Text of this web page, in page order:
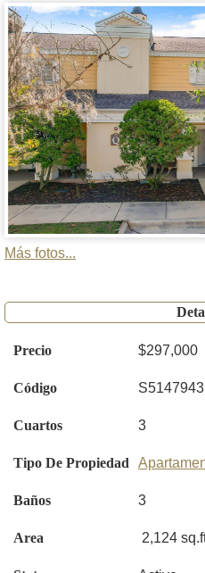
Más fotos...
Precio $297,000
Código S5147943
Cuartos 3
Tipo De Propiedad
Baños 3
Area 2,124